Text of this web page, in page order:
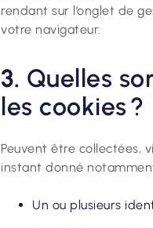
rendant sur l’onglet de
votre navigateur.
3. Quelles
les cookies ?
Peuvent être collectées,
instant donné
Un ou plusieurs